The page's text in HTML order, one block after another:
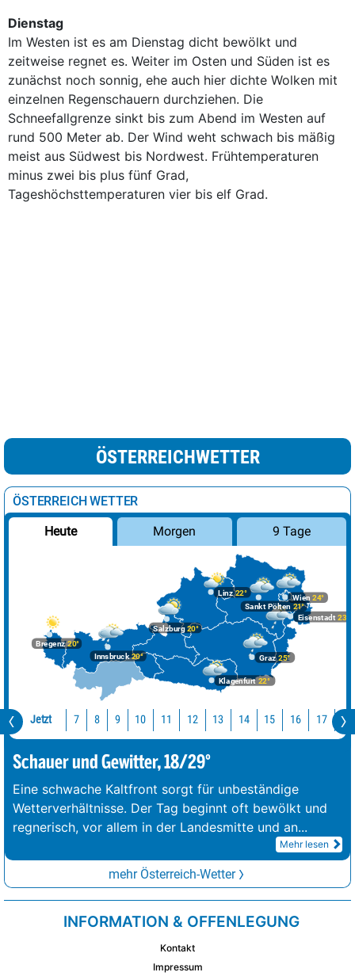
Dienstag
Im Westen ist es am Dienstag dicht bewölkt und
zeitweise regnet es. Weiter im Osten und Süden ist es
zunächst noch sonnig, ehe auch hier dichte Wolken mit
einzelnen Regenschauern durchziehen. Die
Schneefallgrenze sinkt bis zum Abend im Westen auf
rund 500 Meter ab. Der Wind weht schwach bis mäßig
meist aus Südwest bis Nordwest. Frühtemperaturen
minus zwei bis plus fünf Grad,
Tageshöchsttemperaturen vier bis elf Grad.
ÖSTERREICHWETTER
ÖSTERREICH WETTER
Heute Morgen 9 Tage
Bregenz20°
Graz25°
Innsbruck20°
Klagenfurt 22°
Linz22°
Salzburg20°
Wien 24°
Eisenstadt 23°
Sankt Pölten 21°
Jetzt 7 8 9 10 11 12 13 14 15 16 17 18
Schauer und Gewitter, 18/29°
Eine schwache Kaltfront sorgt für unbeständige
Wetterverhältnisse. Der Tag beginnt oft bewölkt und
regnerisch, vor allem in der Landesmitte und an...
Mehr lesen
mehr Österreich-Wetter
INFORMATION & OFFENLEGUNG
Kontakt
Impressum